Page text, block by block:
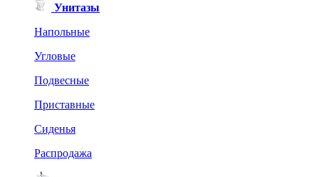
Унитазы
Напольные
Угловые
Подвесные
Приставные
Сиденья
Распродажа